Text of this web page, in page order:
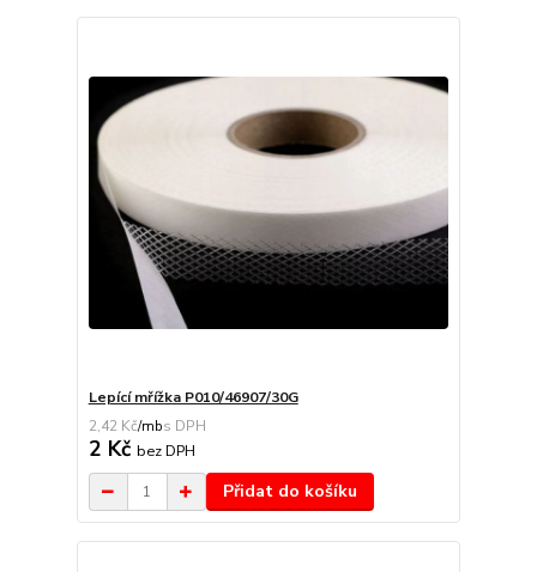
Lepící mřížka P010/46907/30G
2,42 Kč/mb
2 Kč bez DPH
Přidat do košíku